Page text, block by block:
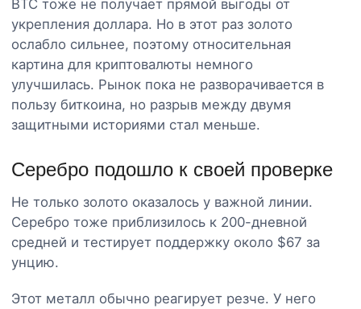
BTC тоже не получает прямой выгоды от
укрепления доллара. Но в этот раз золото
ослабло сильнее, поэтому относительная
картина для криптовалюты немного
улучшилась. Рынок пока не разворачивается в
пользу биткоина, но разрыв между двумя
защитными историями стал меньше.
Серебро подошло к своей проверке
Не только золото оказалось у важной линии.
Серебро тоже приблизилось к 200-дневной
средней и тестирует поддержку около $67 за
унцию.
Этот металл обычно реагирует резче. У него